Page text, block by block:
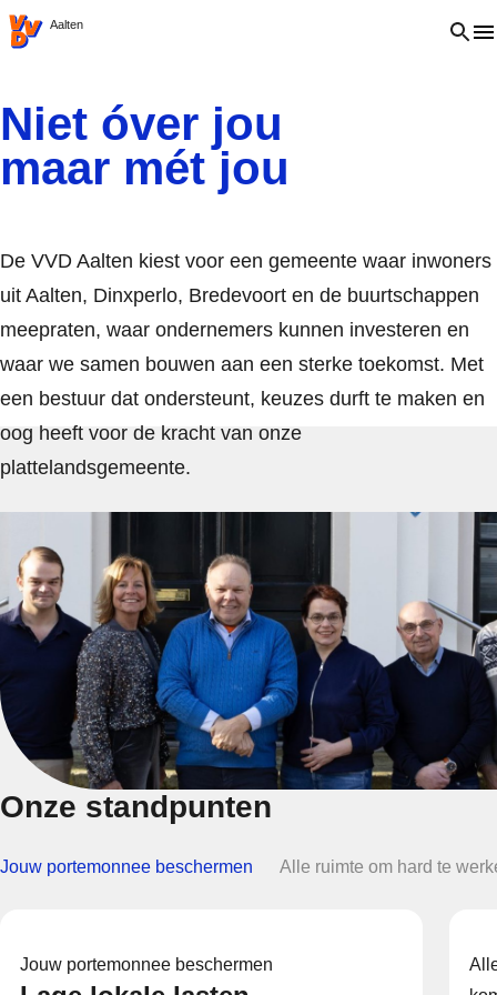
VVD.nlAalten Open
Niet óver jou
maar mét jou
De VVD Aalten kiest voor een gemeente waar inwoners
uit Aalten, Dinxperlo, Bredevoort en de buurtschappen
meepraten, waar ondernemers kunnen investeren en
waar we samen bouwen aan een sterke toekomst. Met
een bestuur dat ondersteunt, keuzes durft te maken en
oog heeft voor de kracht van onze
plattelandsgemeente.
Onze standpunten
Jouw portemonnee beschermen Alle ruimte om hard te
Jouw portemonnee beschermen